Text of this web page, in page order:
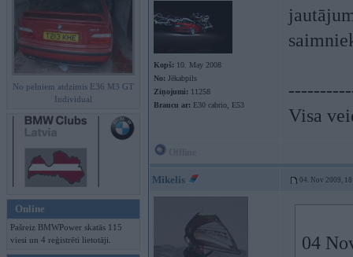
No pelniem atdzimis E36 M3 GT
Individual
Online
Pašreiz BMWPower skatās 115
viesi un 4 reģistrēti lietotāji.
Kopš: 10. May 2008
No: Jēkabpils
Ziņojumi: 11258
Braucu ar: E30 cabrio, E53
Visa
Mikelis 04. Nov 2009,
04